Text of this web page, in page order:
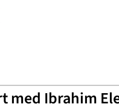
med Ibrahim